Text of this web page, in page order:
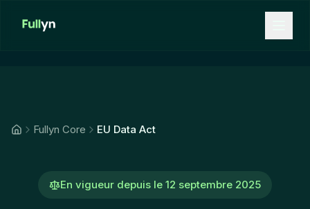
Fullyn Core EU Data Act
En vigueur depuis le 12 septembre 2025